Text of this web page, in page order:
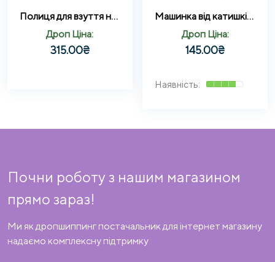
Полиця для взуття на 8 полиць 58*26*150 см SKLM-17-8 Полиця-підставка для взуття
Дроп Ціна:
315.00₴
Машинка від катишків Gemei GM-230
Дроп Ціна:
145.00₴
Почни роботу з нашим магазином
прямо зараз!
Ми як дропшиппинг постачальник для інтернет магазину
надаємо комплексну підтримку